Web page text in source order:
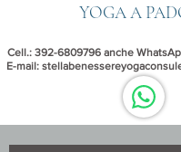
Cell.: 392-6809796 anche
E-mail:
YOGA A